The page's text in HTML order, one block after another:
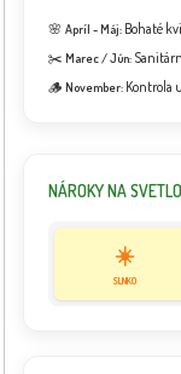
🌸 Apríl - Máj: Bohaté
✂️ Marec / Jún:
🪵 November: Kontrola
NÁROKY NA SVETLO
☀️
SLNKO